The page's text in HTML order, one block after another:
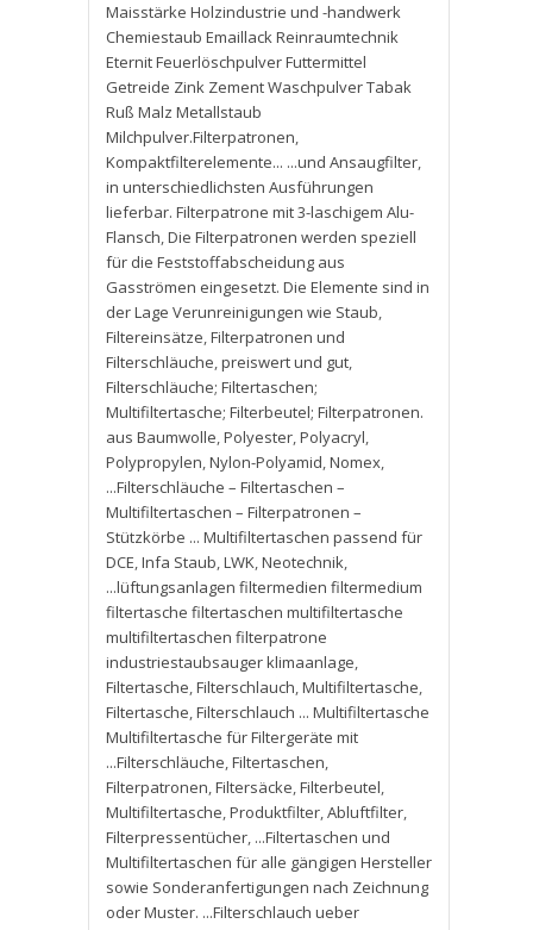
Maisstärke Holzindustrie und -handwerk
Chemiestaub Emaillack Reinraumtechnik
Eternit Feuerlöschpulver Futtermittel
Getreide Zink Zement Waschpulver Tabak
Ruß Malz Metallstaub
Milchpulver.Filterpatronen,
Kompaktfilterelemente... ...und Ansaugfilter,
in unterschiedlichsten Ausführungen
lieferbar. Filterpatrone mit 3-laschigem Alu-
Flansch,Die Filterpatronen werden speziell
für die Feststoffabscheidung aus
Gasströmen eingesetzt. Die Elemente sind in
der Lage Verunreinigungen wie Staub,
Filtereinsätze,Filterpatronen und
Filterschläuche,preiswert und gut,
Filterschläuche; Filtertaschen;
Multifiltertasche; Filterbeutel; Filterpatronen.
aus Baumwolle,Polyester,Polyacryl,
Polypropylen,Nylon-Polyamid,Nomex,
...Filterschläuche – Filtertaschen –
Multifiltertaschen – Filterpatronen –
Stützkörbe ... Multifiltertaschen passend für
DCE,Infa Staub,LWK,Neotechnik,
...lüftungsanlagen filtermedien filtermedium
filtertasche filtertaschen multifiltertasche
multifiltertaschen filterpatrone
industriestaubsauger klimaanlage,
Filtertasche,Filterschlauch,Multifiltertasche,
Filtertasche,Filterschlauch ... Multifiltertasche
Multifiltertasche für Filtergeräte mit
...Filterschläuche,Filtertaschen,
Filterpatronen,Filtersäcke,Filterbeutel,
Multifiltertasche,Produktfilter,Abluftfilter,
Filterpressentücher, ...Filtertaschen und
Multifiltertaschen für alle gängigen Hersteller
sowie Sonderanfertigungen nach Zeichnung
oder Muster. ...Filterschlauch ueber